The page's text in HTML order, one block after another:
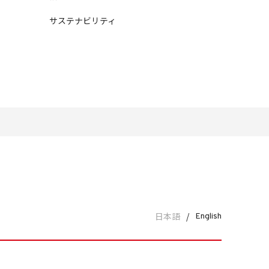
サステナビリティ
日本語 / English